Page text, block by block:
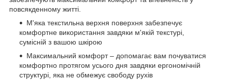
повсякденному житті.
М'яка текстильна верхня поверхня забезпечує
комфортне використання завдяки м'якій текстурі,
сумісній з вашою шкірою
Максимальний комфорт – допомагає вам почуватися
комфортно протягом усього дня завдяки ергономічній
структурі, яка не обмежує свободу рухів